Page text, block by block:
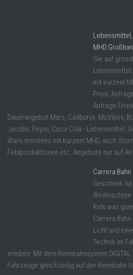
MHD
Sie auf
mit kurzem
Preis:
Anfrage
Dauerangebot Mars, Cadburys, McVities,
Jacobs, Pepsi, Coca Cola - Lebensmittel,
Ware meistens mit kurzem MHD, auch
Fehlproduktionen etc. Angebote nur auf
Carrera
Geschenk
Kids was
Carrera
Licht und
Technik im
erleben: Mit dem Rennbahnsystem
Fahrzeuge gleichzeitig auf der Rennbahn